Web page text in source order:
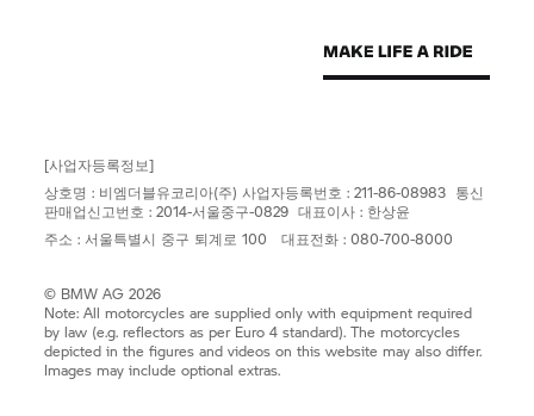
[사업자등록정보]
상호명 : 비엠더블유코리아(주) 사업자등록번호 : 211-86-08983 통신
판매업신고번호 : 2014-서울중구-0829 대표이사 : 한상윤
주소 : 서울특별시 중구 퇴계로 100 대표전화 : 080-700-8000
© BMW AG 2026
Note: All motorcycles are supplied only with equipment required
by law (e.g. reflectors as per Euro 4 standard). The motorcycles
depicted in the figures and videos on this website may also differ.
Images may include optional extras.